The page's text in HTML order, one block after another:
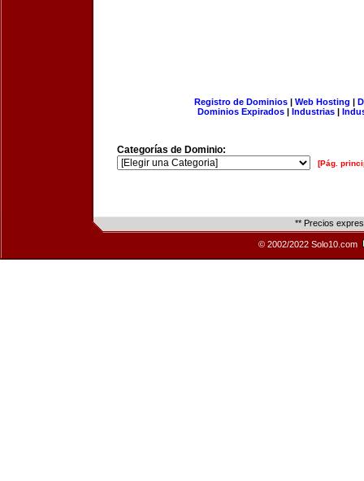
Registro de Dominios| Web Hosting |
Dominios Expirados | Industrias |
Categorías de Dominio:
[Pág.
** Precios
© 2002/2022 Solo10.com